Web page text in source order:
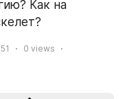
Как на
0 views